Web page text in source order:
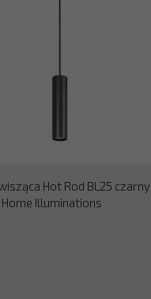
Hot Rod BL25 czarny
Illuminations